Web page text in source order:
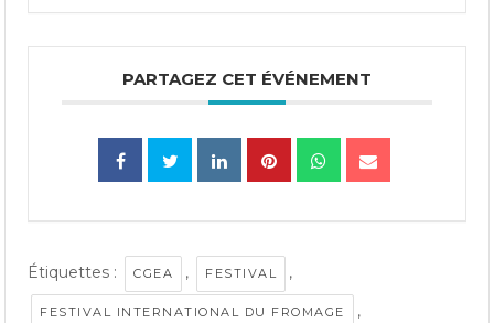
PARTAGEZ CET ÉVÉNEMENT
Étiquettes : CGEA , FESTIVAL ,
FESTIVAL INTERNATIONAL DU FROMAGE ,